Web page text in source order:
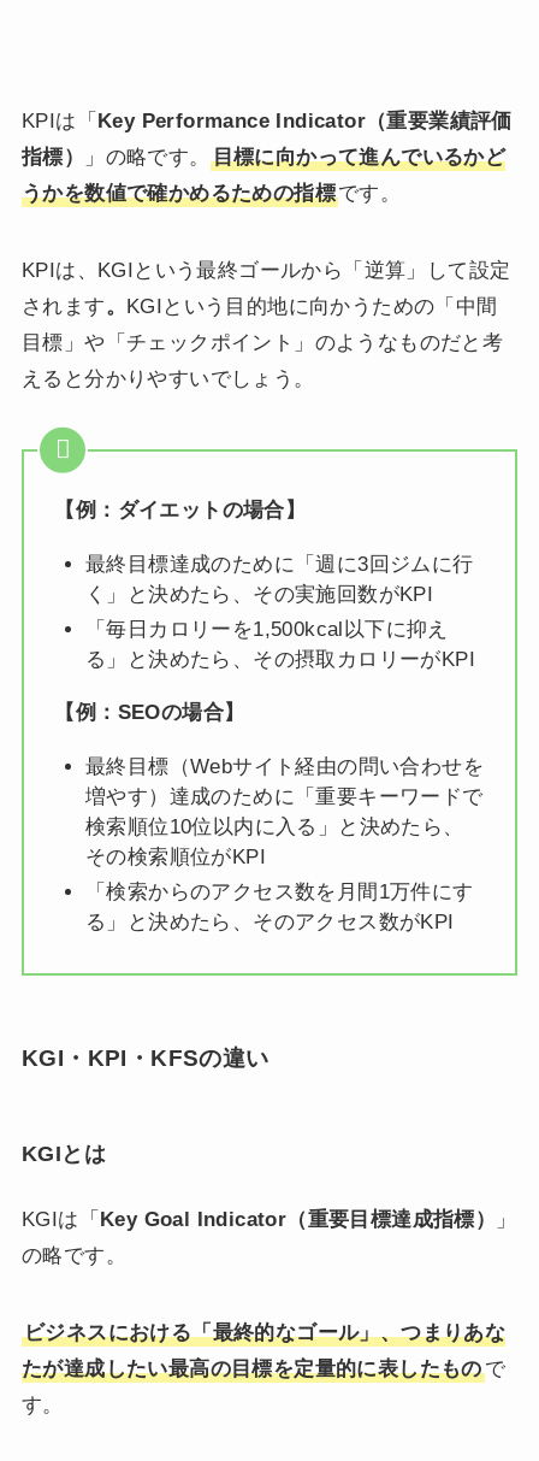
KPIは「 Key Performance Indicator（重要業績評価
指標）
」の略です。
目標に向かって進んでいるかど
うかを数値で確かめるための指標です。
KPIは、KGIという最終ゴールから「逆算」して設定
されます。 KGIという目的地に向かうための「中間
目標」や「チェックポイント」のようなものだと考
えると分かりやすいでしょう。
【例：ダイエットの場合】
最終目標達成のために「週に3回ジムに行
く」と決めたら、その実施回数がKPI
「毎日カロリーを1,500kcal以下に抑え
る」と決めたら、その摂取カロリーがKPI
【例：SEOの場合】
最終目標（Webサイト経由の問い合わせを
増やす）達成のために「重要キーワードで
検索順位10位以内に入る」と決めたら、
その検索順位がKPI
「検索からのアクセス数を月間1万件にす
る」と決めたら、そのアクセス数がKPI
KGI・KPI・KFSの違い
KGIとは
KGIは「 Key Goal Indicator（重要目標達成指標）
」
の略です。
ビジネスにおける「最終的なゴール」、つまりあな
たが達成したい最高の目標を定量的に表したもので
す。